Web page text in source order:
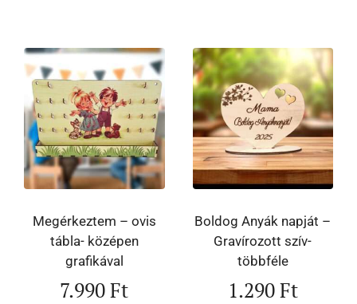
Megérkeztem – ovis
tábla- középen
grafikával
7.990Ft
Boldog Anyák napját –
Gravírozott szív-
többféle
1.290Ft